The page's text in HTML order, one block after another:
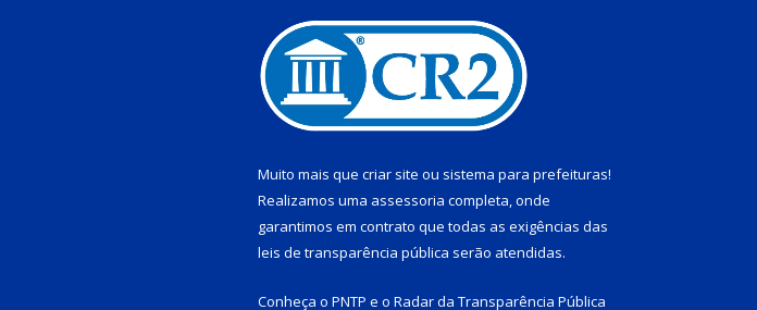
Muito mais que criar site ou sistema para prefeituras!
Realizamos uma assessoria completa, onde
garantimos em contrato que todas as exigências das
leis de transparência pública serão atendidas.
Conheça o PNTP e o Radar da Transparência Pública